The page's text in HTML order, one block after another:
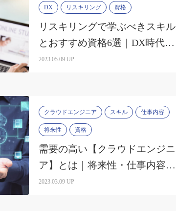
DX リスキリング 資格
リスキリングで学ぶべきスキル
とおすすめ資格6選｜DX時代に
求められる人材とは
2023.05.09 UP
クラウドエンジニア スキル 仕事内容
将来性 資格
需要の高い【クラウドエンジニ
ア】とは｜将来性・仕事内容・
必要なスキルを解説
2023.03.09 UP